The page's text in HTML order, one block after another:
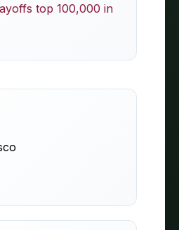
top 100,000 in